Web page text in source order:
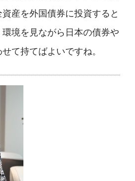
産を外国債券に投資すると
境を見ながら日本の債券や
て持てばよいですね。